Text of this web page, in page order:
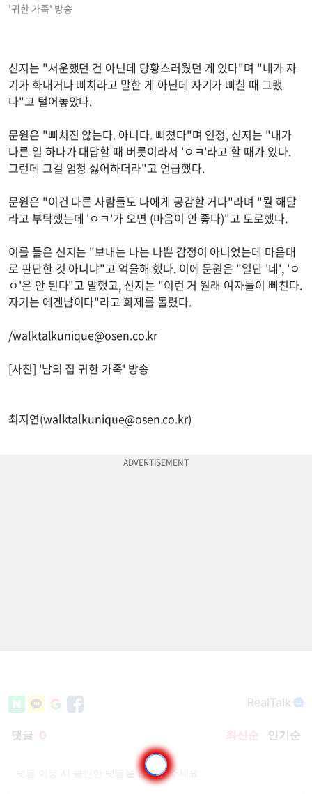
'귀한 가족' 방송
신지는 "서운했던 건 아닌데 당황스러웠던 게 있다"며 "내가 자
기가 화내거나 삐치라고 말한 게 아닌데 자기가 삐칠 때 그랬
다"고 털어놓았다.
문원은 "삐치진 않는다. 아니다. 삐쳤다"며 인정, 신지는 "내가
다른 일 하다가 대답할 때 버릇이라서 'ㅇㅋ'라고 할 때가 있다.
그런데 그걸 엄청 싫어하더라"고 언급했다.
문원은 "이건 다른 사람들도 나에게 공감할 거다"라며 "뭘 해달
라고 부탁했는데 'ㅇㅋ'가 오면 (마음이 안 좋다)"고 토로했다.
이를 들은 신지는 "보내는 나는 나쁜 감정이 아니었는데 마음대
로 판단한 것 아니냐"고 억울해 했다. 이에 문원은 "일단 '네', 'ㅇ
ㅇ'은 안 된다"고 말했고, 신지는 "이런 거 원래 여자들이 삐친다.
자기는 에겐남이다"라고 화제를 돌렸다.
/walktalkunique@osen.co.kr
[사진] '남의 집 귀한 가족' 방송
최지연(walktalkunique@osen.co.kr)